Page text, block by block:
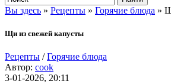
Вы здесь » Рецепты » Горячие блюда »
Щи из свежей капусты
Рецепты /Горячие блюда
Автор: cook
3-01-2026, 20:11